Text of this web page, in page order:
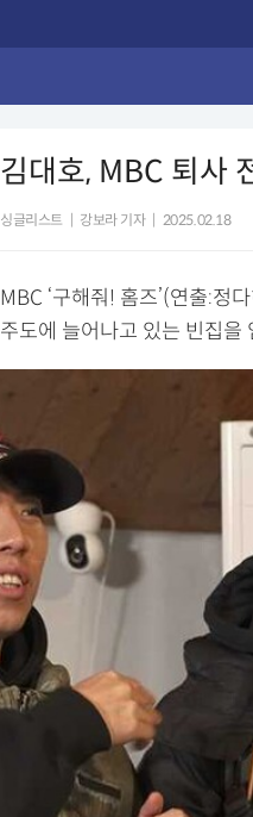
김대호, MBC 퇴사
싱글리스트 강보라 기자 2025.02.18
MBC ‘구해줘! 홈즈’(연출:정
주도에 늘어나고 있는 빈집을